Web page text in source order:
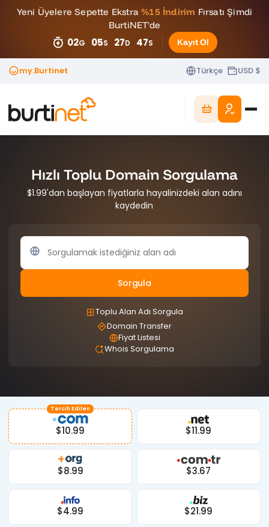
Yeni Üyelere Sepette Ekstra%15 İndirim Fırsatı Şimdi
BurtiNET'de
02G 05S 27D 44S Kayıt Ol
my.Burtinet Türkçe USD $
Hızlı Toplu Domain Sorgulama
$1.99'dan başlayan fiyatlarla hayalinizdeki alan adını
kaydedin
Sorgula
Toplu Alan Adı Sorgula
Domain Transfer
Fiyat Listesi
Whois Sorgulama
Tercih Edilen
$10.99 $11.99
$8.99 $3.67
$4.99 $21.99